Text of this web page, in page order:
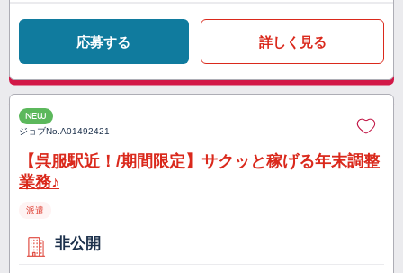
応募する 詳しく見る
NEW
ジョブNo.A01492421
【呉服駅近！/期間限定】サクッと稼げる年末調整
業務♪
派遣
非公開